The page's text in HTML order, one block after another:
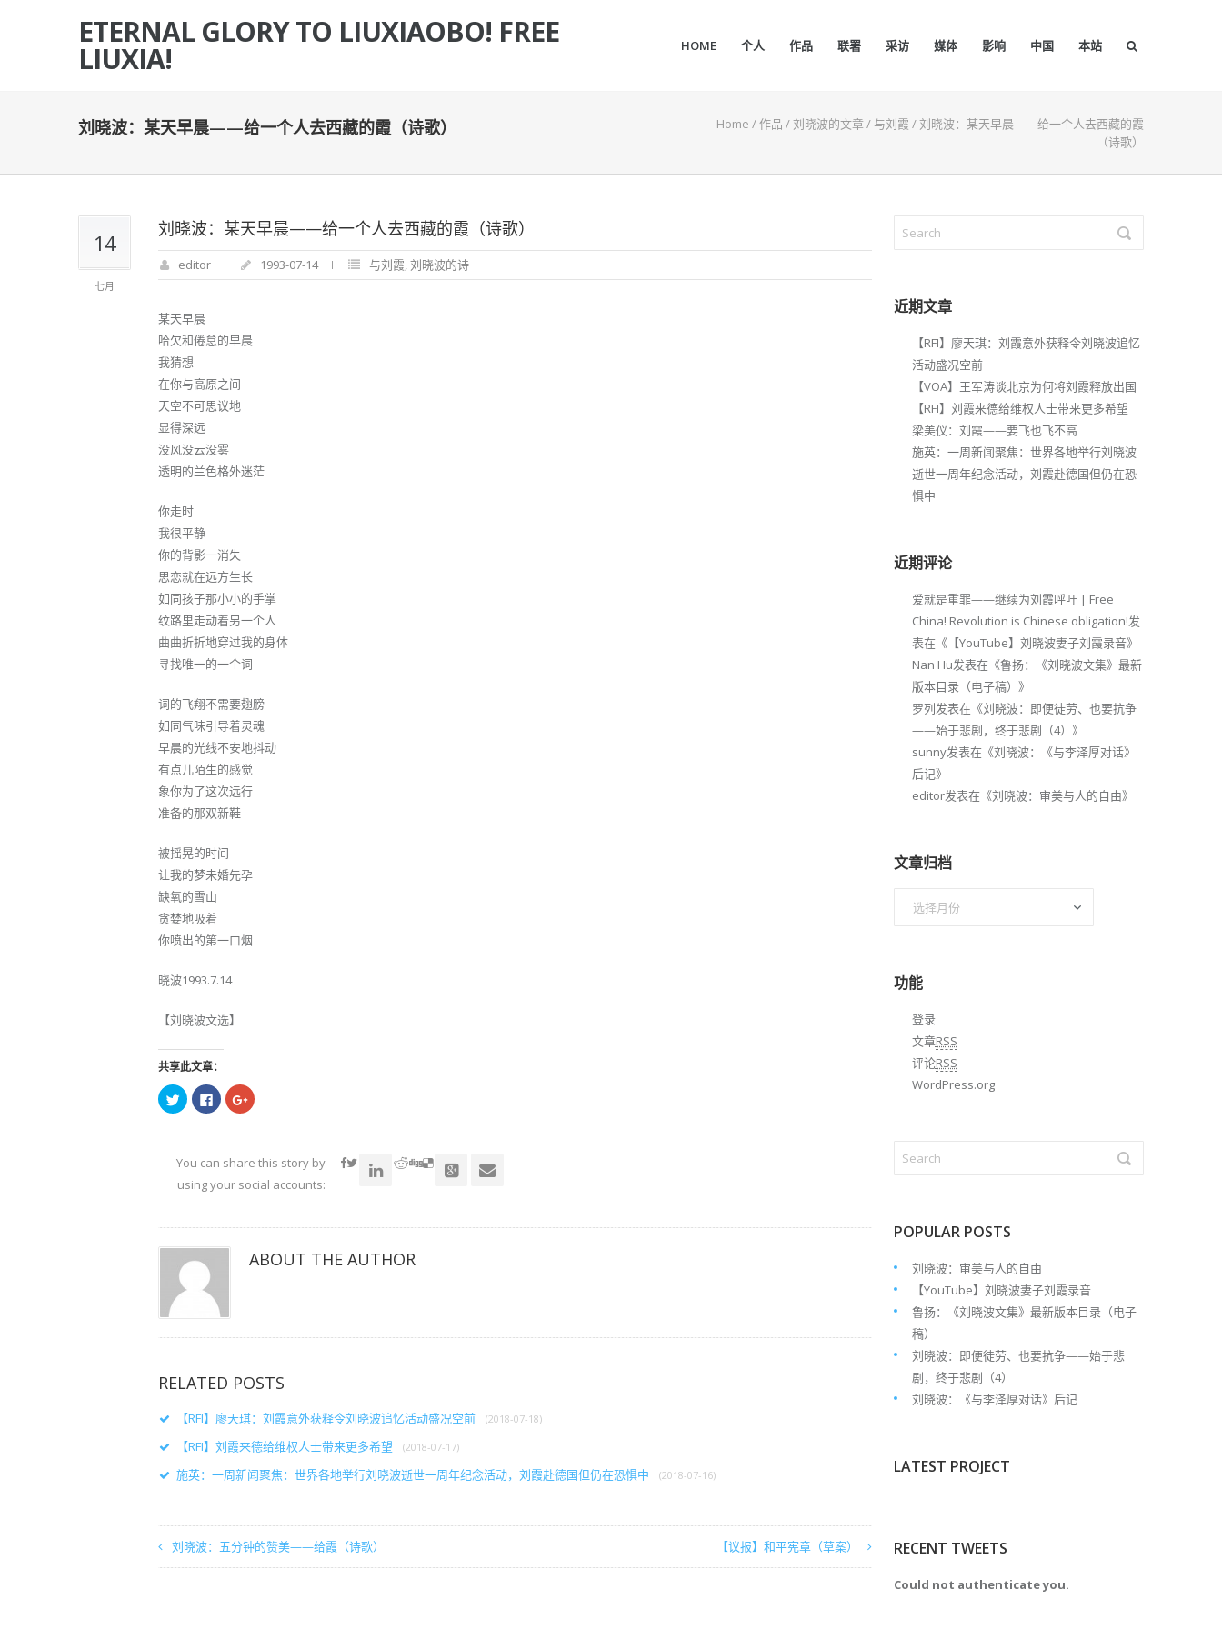
ETERNAL GLORY TO LIUXIAOBO! FREE
LIUXIA! HOME 个人 作品 联署 采访 媒体 影响 中国 本站
刘晓波：某天早晨——给一个人去西藏的霞（诗歌） Home /作品 /刘晓波的文章/ 与刘霞 /刘晓波：某天早晨——给一个人去西藏的霞
（诗歌）
14
七月
刘晓波：某天早晨——给一个人去西藏的霞（诗歌）
editor 1993-07-14 与刘霞,刘晓波的诗
某天早晨
哈欠和倦怠的早晨
我猜想
在你与高原之间
天空不可思议地
显得深远
没风没云没雾
透明的兰色格外迷茫
你走时
我很平静
你的背影一消失
思恋就在远方生长
如同孩子那小小的手掌
纹路里走动着另一个人
曲曲折折地穿过我的身体
寻找唯一的一个词
词的飞翔不需要翅膀
如同气味引导着灵魂
早晨的光线不安地抖动
有点儿陌生的感觉
象你为了这次远行
准备的那双新鞋
被摇晃的时间
让我的梦未婚先孕
缺氧的雪山
贪婪地吸着
你喷出的第一口烟
晓波1993.7.14
【刘晓波文选】
共享此文章：
点
击
共
享
（在
新
中
开）
点
击
共
享
（在
新
中
开）
点
击
共
享
（在
新
中
You can share this story by
using your social accounts:
ABOUT THE AUTHOR
RELATED POSTS
【RFI】廖天琪：刘霞意外获释令刘晓波追忆活动盛况空前 (2018-07-18)
【RFI】刘霞来德给维权人士带来更多希望 (2018-07-17)
施英：一周新闻聚焦：世界各地举行刘晓波逝世一周年纪念活动，刘霞赴德国但仍在恐惧中 (2018-07-16)
刘晓波：五分钟的赞美——给霞（诗歌） 【议报】和平宪章（草案）
近期文章
【RFI】廖天琪：刘霞意外获释令刘晓波追忆
活动盛况空前
【VOA】王军涛谈北京为何将刘霞释放出国
【RFI】刘霞来德给维权人士带来更多希望
梁美仪：刘霞——要飞也飞不高
施英：一周新闻聚焦：世界各地举行刘晓波
逝世一周年纪念活动，刘霞赴德国但仍在恐
惧中
近期评论
爱就是重罪——继续为刘霞呼吁 | Free
China! Revolution is Chinese obligation!发
表在《【YouTube】刘晓波妻子刘霞录音》
Nan Hu发表在《鲁扬：《刘晓波文集》最新
版本目录（电子稿） 》
罗列发表在《刘晓波：即便徒劳、也要抗争
——始于悲剧，终于悲剧（4） 》
sunny发表在《刘晓波：《与李泽厚对话》
后记》
editor发表在《刘晓波：审美与人的自由》
文章归档
功能
登录
文章RSS
评论RSS
WordPress.org
POPULAR POSTS
刘晓波：审美与人的自由
【YouTube】刘晓波妻子刘霞录音
鲁扬：《刘晓波文集》最新版本目录（电子
稿）
刘晓波：即便徒劳、也要抗争——始于悲
剧，终于悲剧（4）
刘晓波：《与李泽厚对话》后记
LATEST PROJECT
RECENT TWEETS
Could not authenticate you.